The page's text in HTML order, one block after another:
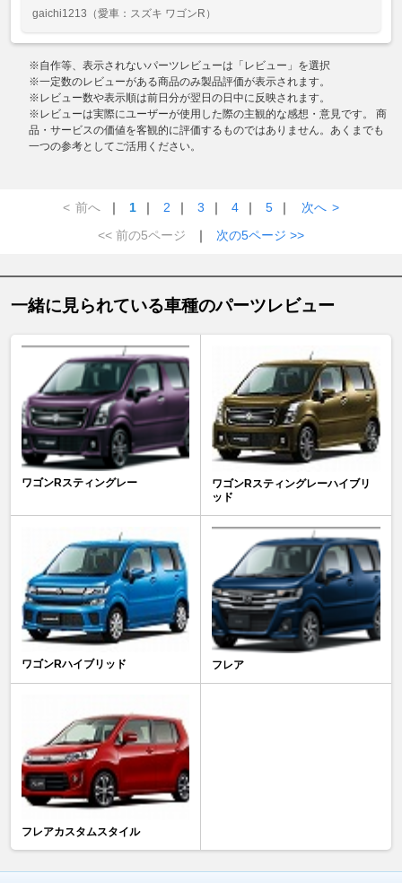
gaichi1213 （愛車：スズキ ワゴンR）
※自作等、表示されないパーツレビューは「レビュー」を選択
※一定数のレビューがある商品のみ製品評価が表示されます。
※レビュー数や表示順は前日分が翌日の日中に反映されます。
※レビューは実際にユーザーが使用した際の主観的な感想・意見です。 商
品・サービスの価値を客観的に評価するものではありません。あくまでも
一つの参考としてご活用ください。
< 前へ ｜ 1 ｜ 2 ｜ 3 ｜ 4 ｜ 5 ｜ 次へ >
<< 前の5ページ
｜ 次の5ページ >>
一緒に見られている車種のパーツレビュー
ワゴンRスティングレー
ワゴンRスティングレーハイブリ
ッド
ワゴンRハイブリッド フレア
フレアカスタムスタイル